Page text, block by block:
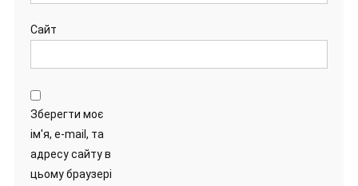
Сайт
Зберегти моє
ім'я, e-mail, та
адресу сайту в
цьому браузері